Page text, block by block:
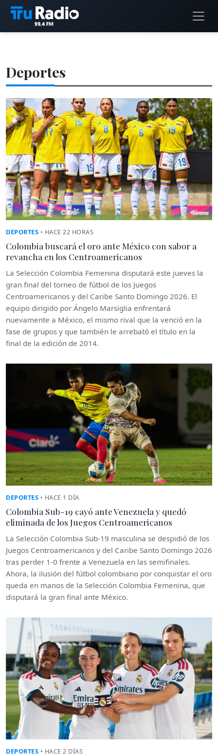
Deportes
DEPORTES • HACE 22 HORAS
Colombia buscará el oro ante México con sabor a
revancha en los Centroamericanos
La Selección Colombia Femenina disputará este jueves la
gran final del torneo de fútbol de los Juegos
Centroamericanos y del Caribe Santo Domingo 2026. El
equipo dirigido por Ángelo Marsiglia enfrentará
nuevamente a México, el mismo rival que la venció en la
fase de grupos y que también le arrebató el título en la
final de la edición de 2014.
DEPORTES • HACE 1 DÍA
Colombia Sub-19 cayó ante Venezuela y quedó
eliminada de los Juegos Centroamericanos
La Selección Colombia Sub-19 masculina se despidió de los
Juegos Centroamericanos y del Caribe Santo Domingo 2026
tras perder 1-0 frente a Venezuela en las semifinales.
Ahora, la ilusión del fútbol colombiano por conquistar el oro
queda en manos de la Selección Colombia Femenina, que
disputará la gran final ante México.
DEPORTES • HACE 2 DÍAS